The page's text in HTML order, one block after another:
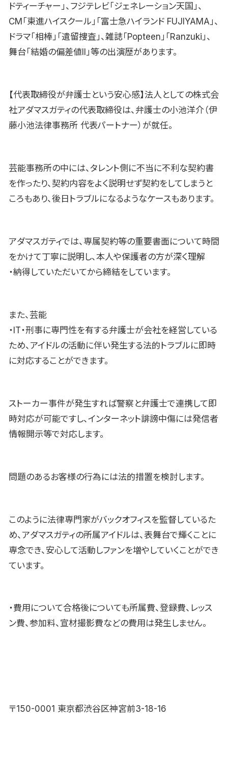
ドティーチャー」、フジテレビ「ジェネレーション天国」、
CM「東進ハイスクール」「富士急ハイランド FUJIYAMA」、
ドラマ「相棒」「遺留捜査」、雑誌「Popteen」「Ranzuki」、
舞台「結婚の偏差値II」等の出演歴があります。
【代表取締役が弁護士という安心感】法人としての株式会
社アダマスガティの代表取締役は、弁護士の小池洋介（伊
藤小池法律事務所 代表パートナー）が就任。
芸能事務所の中には、タレント側に不当に不利な契約書
を作ったり、契約内容をよく説明せず契約をしてしまうと
ころもあり、後日トラブルになるようなケースもあります。
アダマスガティでは、専属契約等の重要書面について時間
をかけて丁寧に説明し、本人や保護者の方が深く理解
・納得していただいてから締結をしています。
また、芸能
・IT・刑事に専門性を有する弁護士が会社を経営している
ため、アイドルの活動に伴い発生する法的トラブルに即時
に対応することができます。
ストーカー事件が発生すれば警察と弁護士で連携して即
時対応が可能ですし、インターネット誹謗中傷には発信者
情報開示等で対応します。
問題のあるお客様の行為には法的措置を検討します。
このように法律専門家がバックオフィスを監督しているた
め、アダマスガティの所属アイドルは、表舞台で輝くことに
専念でき、安心して活動しファンを増やしていくことができ
ています。
・費用について合格後についても所属費、登録費、レッス
ン費、参加料、宣材撮影費などの費用は発生しません。
〒150-0001 東京都渋谷区神宮前3-18-16